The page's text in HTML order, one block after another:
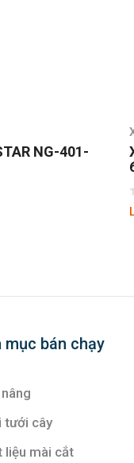
hàng
PRESTAR NG401-
mục bán chạy
tưới cây
liệu mài cắt